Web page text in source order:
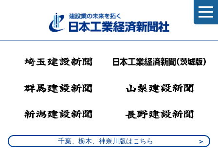
千葉、栃木、神奈川版はこちら